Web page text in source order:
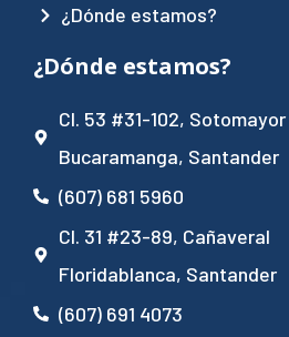
¿Dónde estamos?
¿Dónde estamos?
Cl. 53 #31-102, Sotomayor
Bucaramanga, Santander
(607) 681 5960
Cl. 31 #23-89, Cañaveral
Floridablanca, Santander
(607) 691 4073